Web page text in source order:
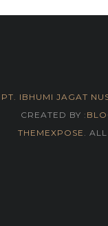
PT. IBHUMI JAGAT
CREATED BY :
THEMEXPOSE .